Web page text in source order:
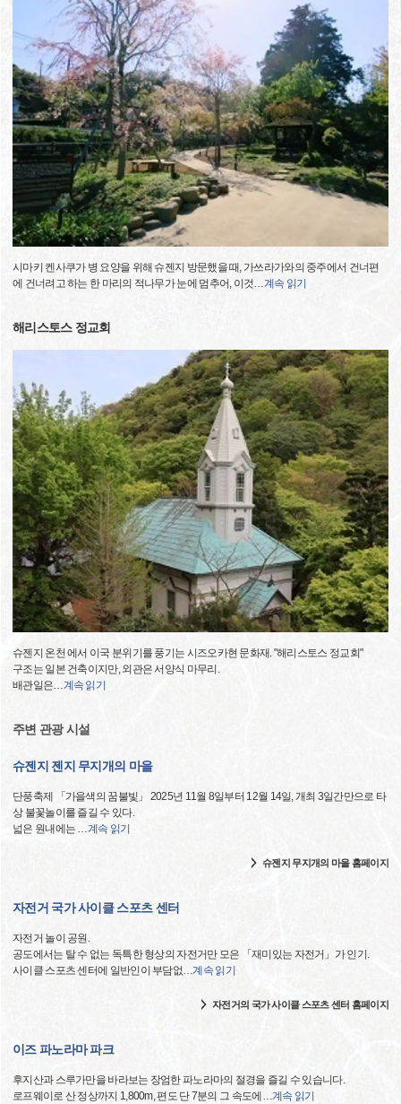
시마키 켄사쿠가 병 요양을 위해 슈젠지 방문했을 때, 가쓰라가와의 중주에서 건너편
에 건너려고 하는 한 마리의 적나무가 눈에 멈추어, 이것…계속 읽기
해리스토스 정교회
슈젠지 온천 에서 이국 분위기를 풍기는 시즈오카현 문화재. "해리스토스 정교회"
구조는 일본 건축이지만, 외관은 서양식 마무리.
배관일은…계속 읽기
주변 관광 시설
슈젠지 젠지 무지개의 마을
단풍축제 「가을색의 꿈불빛」 2025년 11월 8일부터 12월 14일, 개최 3일간만으로 타
상 불꽃놀이를 즐길 수 있다.
넓은 원내에는 …계속 읽기
슈젠지 무지개의 마을 홈페이지
자전거 국가 사이클 스포츠 센터
자전거 놀이 공원.
공도에서는 탈 수 없는 독특한 형상의 자전거만 모은 「재미있는 자전거」가 인기.
사이클 스포츠 센터에 일반인이 부담없…계속 읽기
자전거의 국가 사이클 스포츠 센터 홈페이지
이즈 파노라마 파크
후지산과 스루가만을 바라보는 장엄한 파노라마의 절경을 즐길 수 있습니다.
로프웨이로 산 정상까지 1,800m, 편도 단 7분의 그 속도에 …계속 읽기